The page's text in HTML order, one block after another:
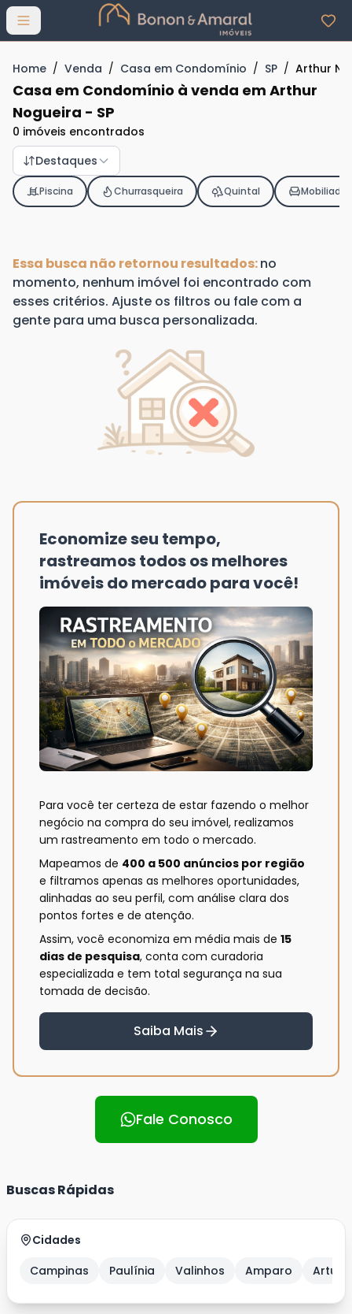
Abrir menu
Home / Venda / Casa em Condomínio / SP / Arthur
Casa em Condomínio à venda em Arthur
Nogueira - SP
0 imóveis encontrados
Destaques
Piscina Churrasqueira Quintal Mobiliado
Essa busca não retornou resultados:no
momento, nenhum imóvel foi encontrado com
esses critérios. Ajuste os filtros ou fale com a
gente para uma busca personalizada.
Economize seu tempo,
rastreamos todos os melhores
imóveis do mercado para você!
Para você ter certeza de estar fazendo o melhor
negócio na compra do seu imóvel, realizamos
um rastreamento em todo o mercado.
Mapeamos de 400 a 500 anúncios por região
e filtramos apenas as melhores oportunidades,
alinhadas ao seu perfil, com análise clara dos
pontos fortes e de atenção.
Assim, você economiza em média mais de 15
dias de pesquisa, conta com curadoria
especializada e tem total segurança na sua
tomada de decisão.
Saiba Mais
Fale Conosco
Buscas Rápidas
Cidades
Campinas
Paulínia Valinhos Amparo Artur